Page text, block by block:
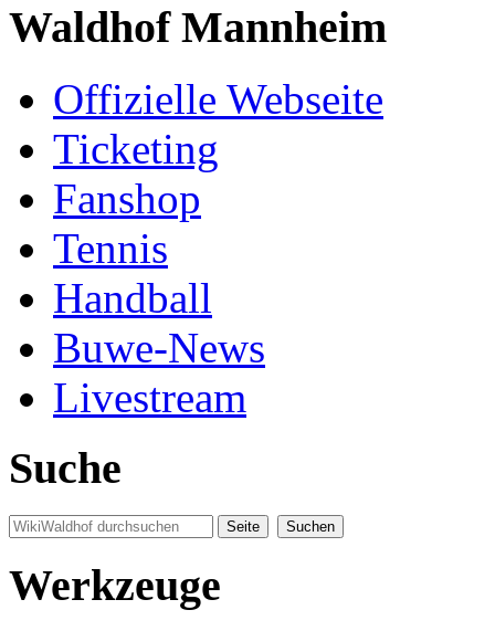
Waldhof Mannheim
Offizielle Webseite
Ticketing
Fanshop
Tennis
Handball
Buwe-News
Livestream
Suche
Werkzeuge